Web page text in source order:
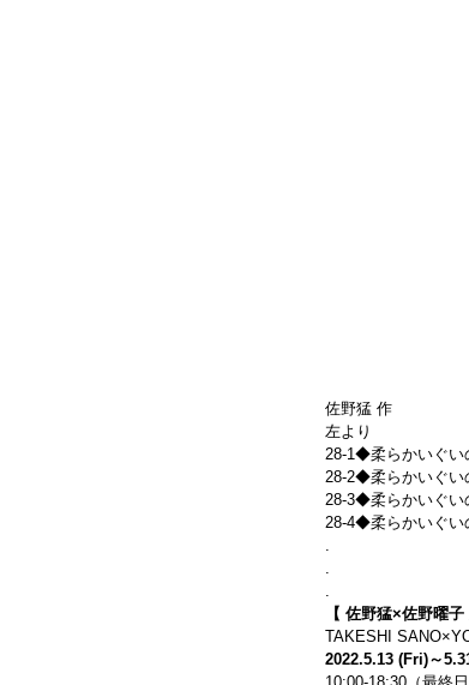
佐野猛 作
左より
28-1◆柔らかいぐい
28-2◆柔らかいぐい
28-3◆柔らかいぐい
28-4◆柔らかいぐい
【 佐野猛×佐野曜子
TAKESHI
2022.5.13 (Fri)～